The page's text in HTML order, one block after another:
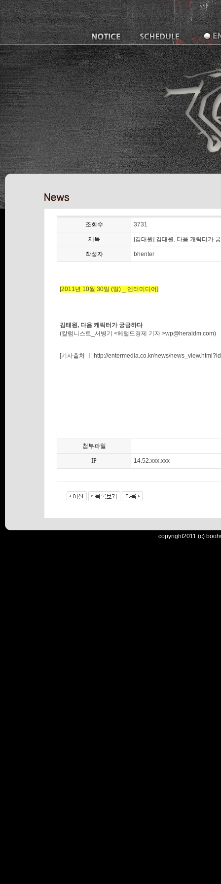
조회수 3731
제목 [김태원] 김태원, 다음 캐릭터가
작성자 bhenter
[2011년 10월 30일 (일) _ 엔터미디어]
김태원, 다음 캐릭터가 궁금하다
(칼럼니스트_서병기 <헤럴드경제 기자 >wp@heraldm.com)
[기사출처 ㅣ http://entermedia.co.kr/news/
첨부파일
IP 14.52.xxx.xxx
copyright2011 (c)